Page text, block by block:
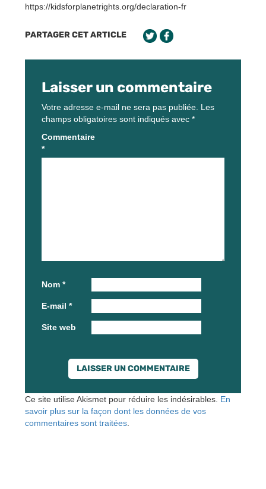
https://kidsforplanetrights.org/declaration-fr
PARTAGER CET ARTICLE
Laisser un commentaire
Votre adresse e-mail ne sera pas publiée. Les
champs obligatoires sont indiqués avec *
Commentaire
*
Nom *
E-mail *
Site web
Ce site utilise Akismet pour réduire les indésirables. En
savoir plus sur la façon dont les données de vos
commentaires sont traitées